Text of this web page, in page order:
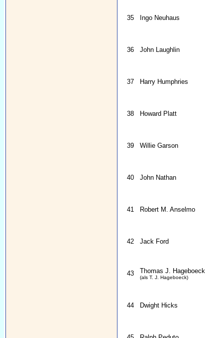
35 Ingo Neuhaus
36 John Laughlin
37 Harry Humphries
38 Howard Platt
39 Willie Garson
40 John Nathan
41 Robert M. Anselmo
42 Jack Ford
43 Thomas J. Hageboeck
(als T. J. Hageboeck)
44 Dwight Hicks